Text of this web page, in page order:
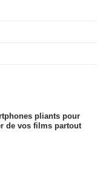
pliants pour
de vos films partout